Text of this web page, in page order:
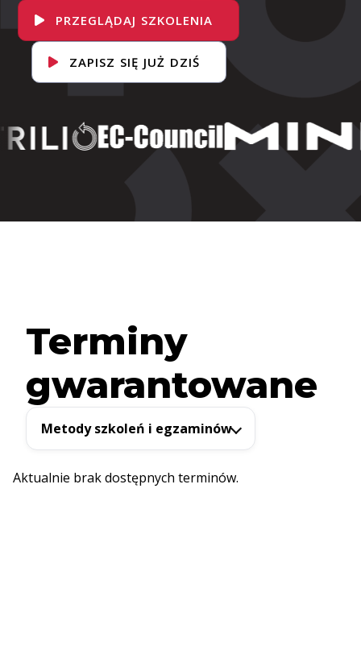
PRZEGLĄDAJ SZKOLENIA
ZAPISZ SIĘ JUŻ DZIŚ
Terminy
gwarantowane
Metody szkoleń i egzaminów
Aktualnie brak dostępnych terminów.